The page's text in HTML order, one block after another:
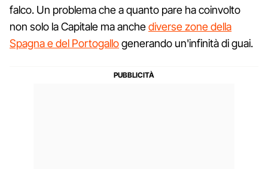
falco. Un problema che a quanto pare ha coinvolto
non solo la Capitale ma anchediverse zone della
Spagna e del Portogallogenerando un'infinità di guai.